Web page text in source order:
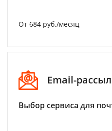
От 684 руб./месяц
Email-
Выбор сервиса для